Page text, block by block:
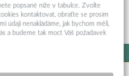
popsané níže v tabulce. Zvolte
kontaktovat, obraťte se prosím
údaji nenakládáme, jak bychom měli,
a budeme tak moct Váš požadavek